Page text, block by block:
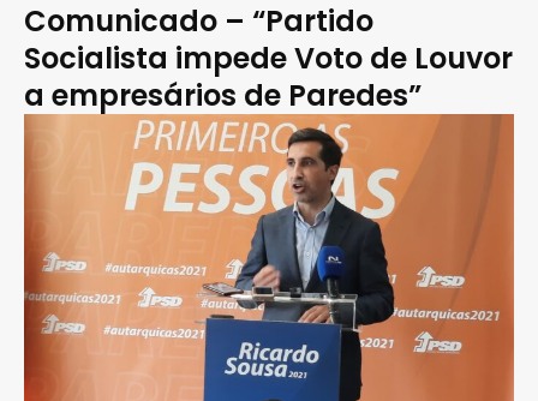
Comunicado – “Partido
Socialista impede Voto de Louvor
a empresários de Paredes”